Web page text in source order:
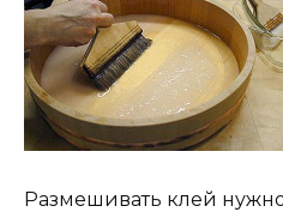
Размешивать клей